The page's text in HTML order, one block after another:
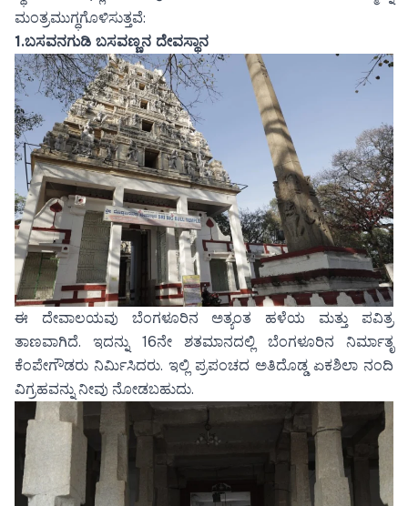
ಮಂತ್ರಮುಗ್ಧಗೊಳಿಸುತ್ತವೆ:
1.ಬಸವನಗುಡಿ ಬಸವಣ್ಣನ ದೇವಸ್ಥಾನ
ಈ ದೇವಾಲಯವು ಬೆಂಗಳೂರಿನ ಅತ್ಯಂತ ಹಳೆಯ ಮತ್ತು ಪವಿತ್ರ
ತಾಣವಾಗಿದೆ. ಇದನ್ನು 16ನೇ ಶತಮಾನದಲ್ಲಿ ಬೆಂಗಳೂರಿನ ನಿರ್ಮಾತೃ
ಕೆಂಪೇಗೌಡರು ನಿರ್ಮಿಸಿದರು. ಇಲ್ಲಿ ಪ್ರಪಂಚದ ಅತಿದೊಡ್ಡ ಏಕಶಿಲಾ ನಂದಿ
ವಿಗ್ರಹವನ್ನು ನೀವು ನೋಡಬಹುದು.